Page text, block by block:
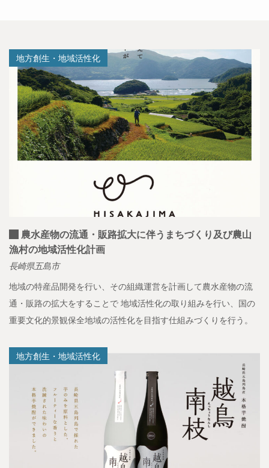
地方創生・地域活性化
農水産物の流通・販路拡大に伴うまちづくり及び農山
漁村の地域活性化計画
長崎県五島市
地域の特産品開発を行い、その組織運営を計画して農水産物の流
通・販路の拡大をすることで 地域活性化の取り組みを行い、国の
重要文化的景観保全地域の活性化を目指す仕組みづくりを行う。
地方創生・地域活性化